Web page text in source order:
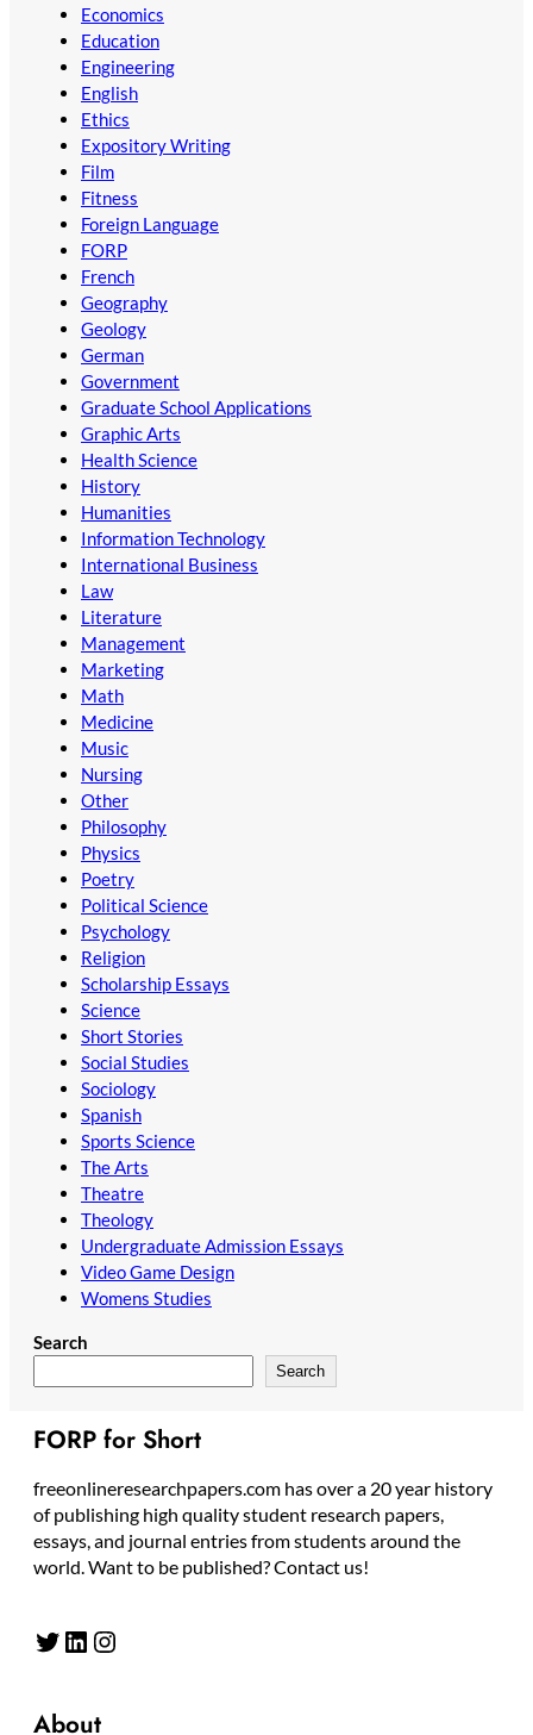
Economics
Education
Engineering
English
Ethics
Expository Writing
Film
Fitness
Foreign Language
FORP
French
Geography
Geology
German
Government
Graduate School Applications
Graphic Arts
Health Science
History
Humanities
Information Technology
International Business
Law
Literature
Management
Marketing
Math
Medicine
Music
Nursing
Other
Philosophy
Physics
Poetry
Political Science
Psychology
Religion
Scholarship Essays
Science
Short Stories
Social Studies
Sociology
Spanish
Sports Science
The Arts
Theatre
Theology
Undergraduate Admission Essays
Video Game Design
Womens Studies
Search
Search
FORP for Short
freeonlineresearchpapers.com has over a 20 year history
of publishing high quality student research papers,
essays, and journal entries from students around the
world. Want to be published? Contact us!
Twitter LinkedIn Instagram
About